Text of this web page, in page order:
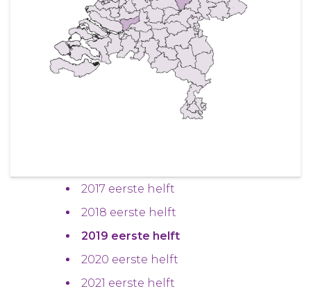
2017 eerste helft
2018 eerste helft
2019 eerste helft
2020 eerste helft
2021 eerste helft